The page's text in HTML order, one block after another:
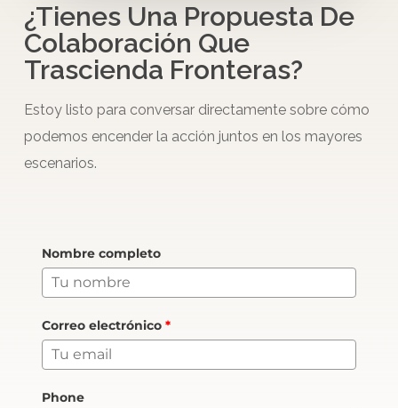
¿Tienes Una Propuesta De
Colaboración Que
Trascienda Fronteras?
Estoy listo para conversar directamente sobre cómo
podemos encender la acción juntos en los mayores
escenarios.
Nombre completo
Correo electrónico*
Phone